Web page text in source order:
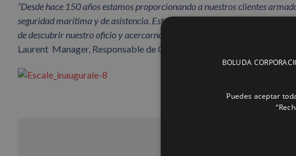
“Desde hace 150 años estamos proporcionando a nuestros clientes
seguridad marítima y de asistencia. Este aniversario, para el que hemos
de descubrir nuestro oficio y acercarnos a los havrenses, que han
Laurent Manager, Responsable de Operaciones de Boluda Le Havre.
BOLUDA
Puedes aceptar